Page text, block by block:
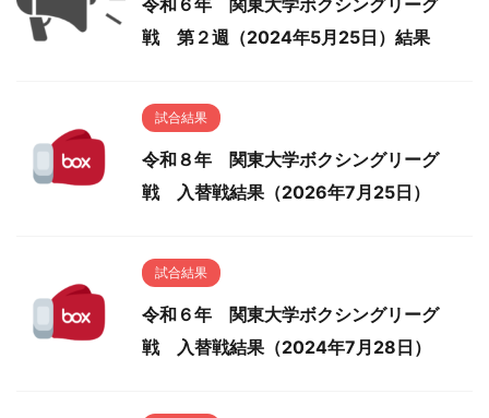
令和６年 関東大学ボクシングリーグ
戦 第２週（2024年5月25日）結果
試合結果
令和８年 関東大学ボクシングリーグ
戦 入替戦結果（2026年7月25日）
試合結果
令和６年 関東大学ボクシングリーグ
戦 入替戦結果（2024年7月28日）